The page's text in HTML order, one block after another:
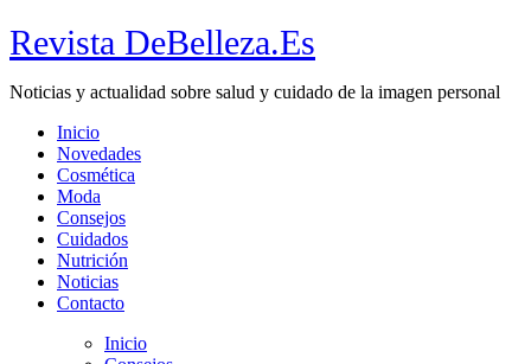
Revista DeBelleza.Es
Noticias y actualidad sobre salud y cuidado de la imagen personal
Inicio
Novedades
Cosmética
Moda
Consejos
Cuidados
Nutrición
Noticias
Contacto
Inicio